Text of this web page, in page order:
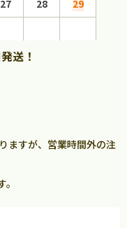
27 28
29
送！
ますが、営業時間外の注